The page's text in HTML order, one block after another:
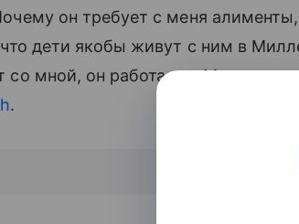
он требует с меня
дети якобы живут с ним в
со мной, он работает в Москве»,
.